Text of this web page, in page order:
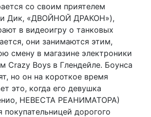
со своим приятелем
Дик, «ДВОЙНОЙ ДРАКОН»),
в видеоигру о танковых
они занимаются этим,
смену в магазине электроники
Crazy Boys в Глендейле. Боунса
но он на короткое время
это, когда его девушка
НЕВЕСТА РЕАНИМАТОРА)
покупательницей дорогого